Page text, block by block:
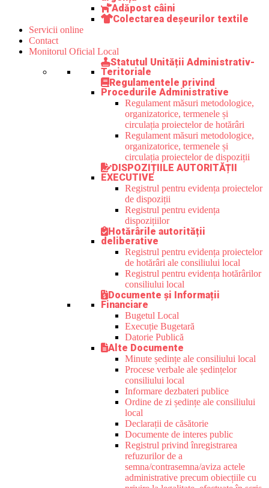
Adăpost câini
Colectarea deșeurilor textile
Servicii online
Contact
Monitorul Oficial Local
Statutul Unității Administrativ-
Teritoriale
Regulamentele privind
Procedurile Administrative
Regulament măsuri metodologice,
organizatorice, termenele și
circulația proiectelor de hotărâri
Regulament măsuri metodologice,
organizatorice, termenele și
circulația proiectelor de dispoziții
DISPOZIȚIILE AUTORITĂȚII
EXECUTIVE
Registrul pentru evidența proiectelor
de dispoziții
Registrul pentru evidența
dispozițiilor
Hotărârile autorității
deliberative
Registrul pentru evidența proiectelor
de hotărâri ale consiliului local
Registrul pentru evidența hotărârilor
consiliului local
Documente și Informații
Financiare
Bugetul Local
Execuție Bugetară
Datorie Publică
Alte Documente
Minute ședințe ale consiliului local
Procese verbale ale ședințelor
consiliului local
Informare dezbateri publice
Ordine de zi ședințe ale consiliului
local
Declarații de căsătorie
Documente de interes public
Registrul privind înregistrarea
refuzurilor de a
semna/contrasemna/aviza actele
administrative precum obiecțiile cu